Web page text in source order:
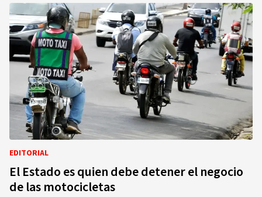
EDITORIAL
El Estado es quien debe detener el negocio
de las motocicletas